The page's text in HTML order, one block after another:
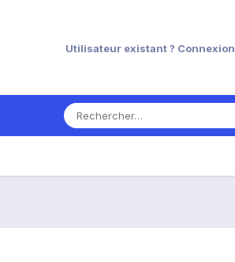
Utilisateur existant ? Connexion